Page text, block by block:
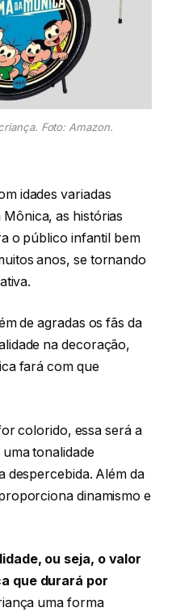
Foto: Amazon.
idades variadas
as histórias
o público infantil bem
anos, se tornando
de agradas os fãs da
na decoração,
fará com que
colorido, essa será a
tonalidade
despercebida. Além da
dinamismo e
ou seja, o valor
que durará por
uma forma